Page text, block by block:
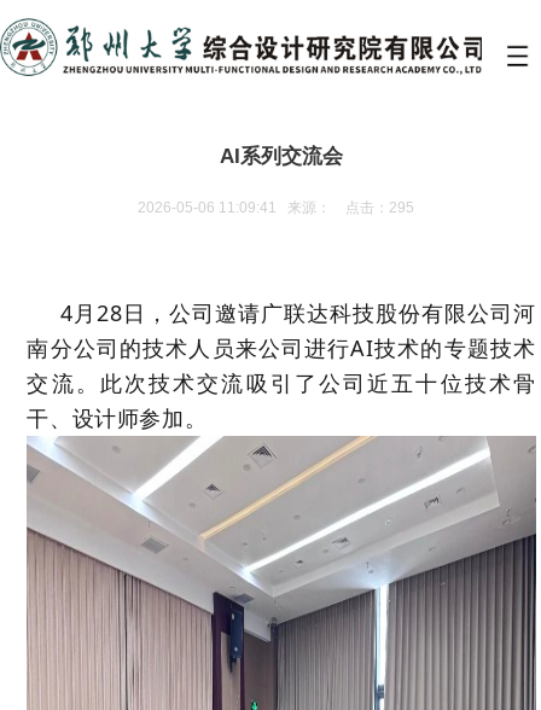
AI系列交流会
2026-05-06 11:09:41 来源： 点击：295
4月28日，公司邀请广联达科技股份有限公司河
南分公司的技术人员来公司进行AI技术的专题技术
交流。此次技术交流吸引了公司近五十位技术骨
干、设计师参加。